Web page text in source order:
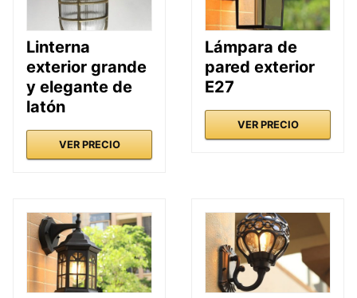
Linterna
exterior grande
y elegante de
latón
VER PRECIO
Lámpara de
pared exterior
E27
VER PRECIO